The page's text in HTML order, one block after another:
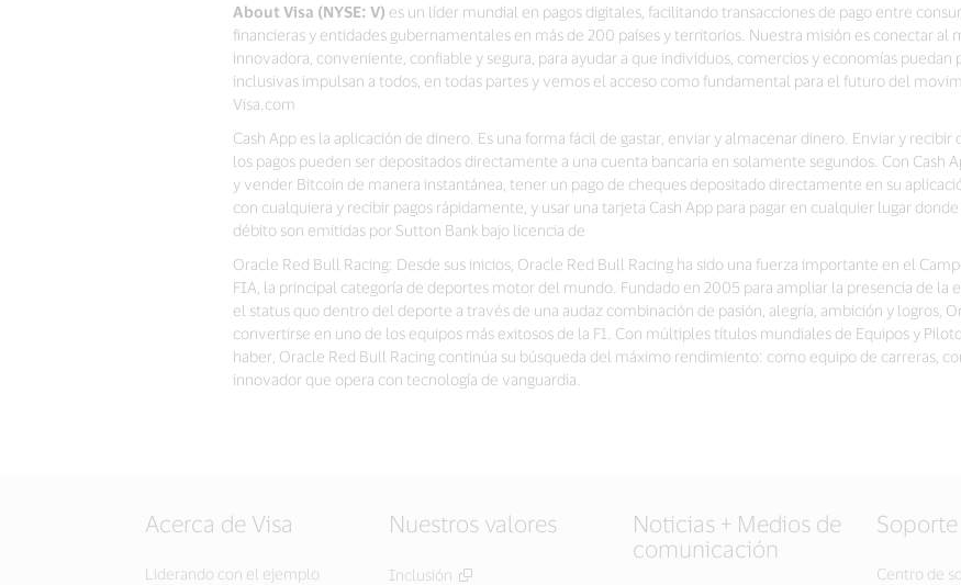
About Visa (NYSE: V) es un líder mundial en pagos digitales, facilitando transacciones de pago entre
financieras y entidades gubernamentales en más de 200 países y territorios. Nuestra misión es conectar al
innovadora, conveniente, confiable y segura, para ayudar a que individuos, comercios y economías
inclusivas impulsan a todos, en todas partes y vemos el acceso como fundamental para el futuro del
Visa.com
Cash App es la aplicación de dinero. Es una forma fácil de gastar, enviar y almacenar dinero. Enviar y recibir
los pagos pueden ser depositados directamente a una cuenta bancaria en solamente segundos. Con Cash
y vender Bitcoin de manera instantánea, tener un pago de cheques depositado directamente en su
con cualquiera y recibir pagos rápidamente, y usar una tarjeta Cash App para pagar en cualquier lugar
débito son emitidas por Sutton Bank bajo licencia de
Oracle Red Bull Racing: Desde sus inicios, Oracle Red Bull Racing ha sido una fuerza importante en el
FIA, la principal categoría de deportes motor del mundo. Fundado en 2005 para ampliar la presencia de la
el status quo dentro del deporte a través de una audaz combinación de pasión, alegría, ambición y logros,
convertirse en uno de los equipos más exitosos de la F1. Con múltiples títulos mundiales de Equipos y
haber, Oracle Red Bull Racing continúa su búsqueda del máximo rendimiento: como equipo de carreras,
innovador que opera con tecnología de vanguardia.
Acerca de Visa
Liderando con el ejemplo
Nuestros valores
Inclusión
Noticias + Medios de
comunicación
Soporte
Centro de